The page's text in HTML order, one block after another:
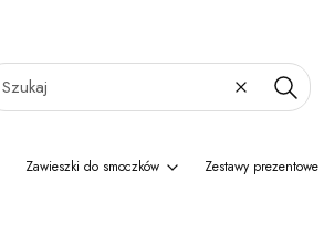
WyczyśćSzukaj
Zawieszki do smoczków Zestawy prezentowe